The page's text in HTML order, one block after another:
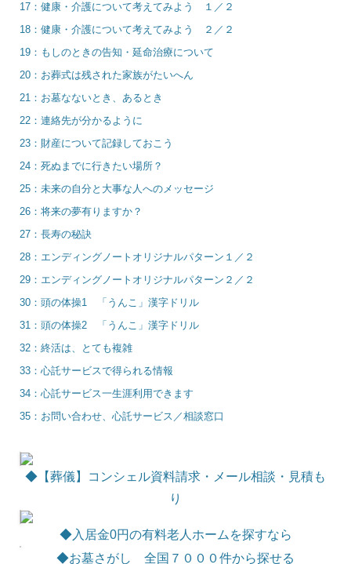
17：健康・介護について考えてみよう １／２
18：健康・介護について考えてみよう ２／２
19：もしのときの告知・延命治療について
20：お葬式は残された家族がたいへん
21：お墓なないとき、あるとき
22：連絡先が分かるように
23：財産について記録しておこう
24：死ぬまでに行きたい場所？
25：未来の自分と大事な人へのメッセージ
26：将来の夢有りますか？
27：長寿の秘訣
28：エンディングノートオリジナルパターン１／２
29：エンディングノートオリジナルパターン２／２
30：頭の体操1 「うんこ」漢字ドリル
31：頭の体操2 「うんこ」漢字ドリル
32：終活は、とても複雑
33：心託サービスで得られる情報
34：心託サービス一生涯利用できます
35：お問い合わせ、心託サービス／相談窓口
◆【葬儀】コンシェル資料請求・メール相談・見積も
り
◆入居金0円の有料老人ホームを探すなら
◆お墓さがし 全国７０００件から探せる